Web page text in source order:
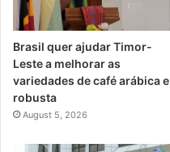
Brasil quer ajudar Timor-
Leste a melhorar as
variedades de café arábica e
robusta
August 5, 2026